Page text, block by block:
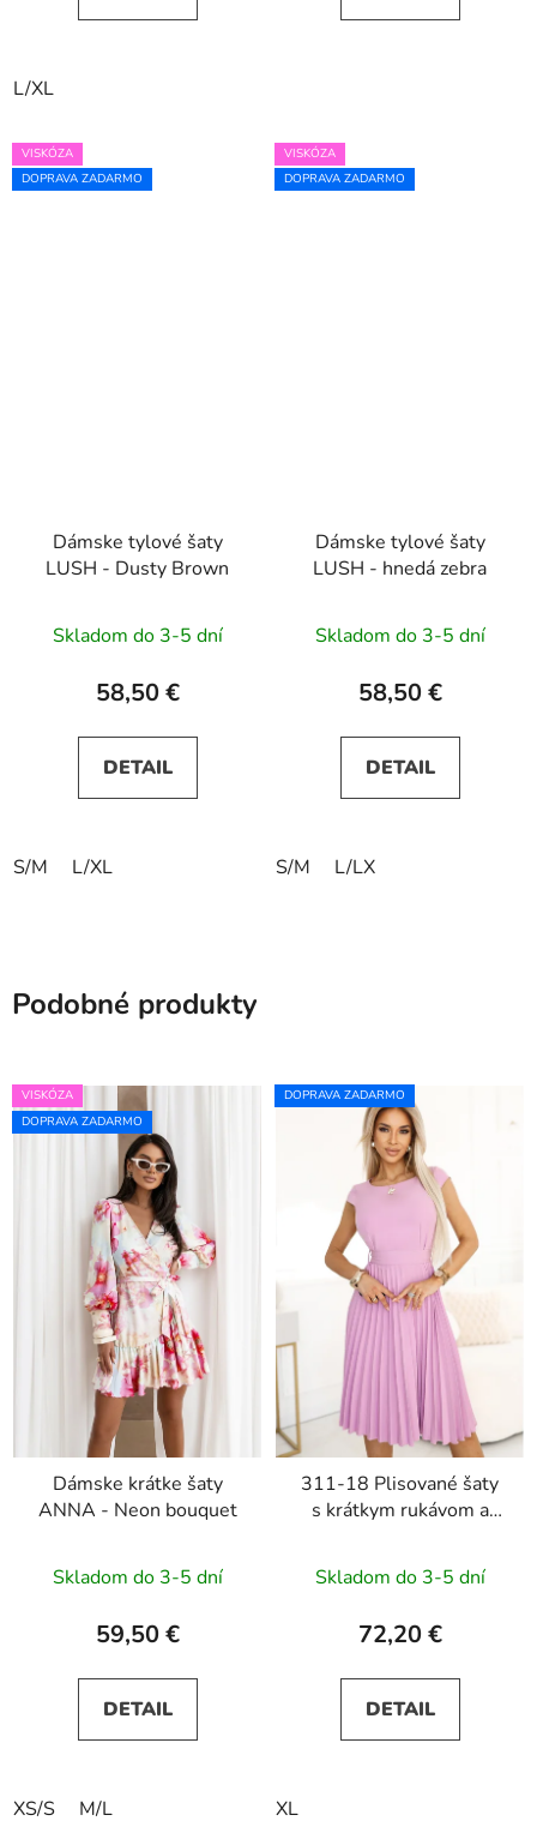
L/XL
VISKÓZA
DOPRAVA ZADARMO
Dámske tylové šaty
LUSH - Dusty Brown
Skladom do 3-5 dní
58,50 €
DETAIL
S/M L/XL
VISKÓZA
DOPRAVA ZADARMO
Dámske tylové šaty
LUSH - hnedá zebra
Skladom do 3-5 dní
58,50 €
DETAIL
S/M L/LX
Podobné produkty
VISKÓZA
DOPRAVA ZADARMO
Dámske krátke šaty
ANNA - Neon bouquet
Skladom do 3-5 dní
59,50 €
DETAIL
XS/S M/L
DOPRAVA ZADARMO
311-18 Plisované šaty
s krátkym rukávom a
Skladom do 3-5 dní
72,20 €
DETAIL
XL